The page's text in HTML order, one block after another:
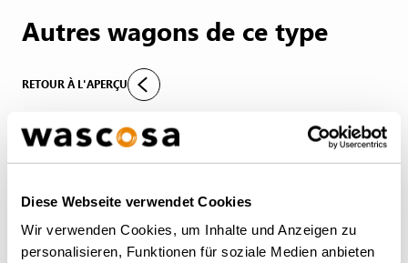
Diese Webseite verwendet Cookies
Wir verwenden Cookies, um Inhalte und Anzeigen zu
personalisieren, Funktionen für soziale Medien anbieten
Autres wagons de ce type
RETOUR À L'APERÇU